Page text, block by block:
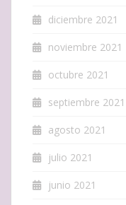
diciembre 2021
noviembre 2021
octubre 2021
septiembre 2021
agosto 2021
julio 2021
junio 2021